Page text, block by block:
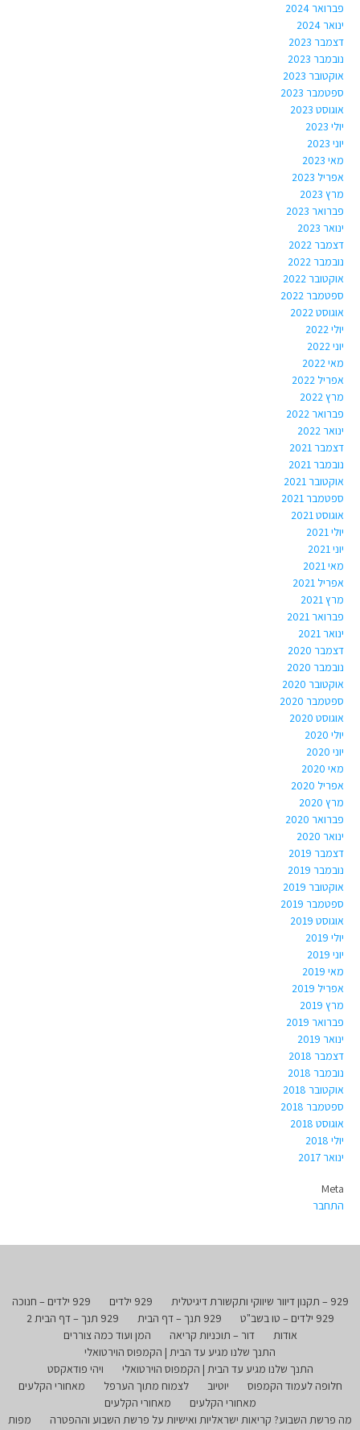
פברואר 2024
ינואר 2024
דצמבר 2023
נובמבר 2023
אוקטובר 2023
ספטמבר 2023
אוגוסט 2023
יולי 2023
יוני 2023
מאי 2023
אפריל 2023
מרץ 2023
פברואר 2023
ינואר 2023
דצמבר 2022
נובמבר 2022
אוקטובר 2022
ספטמבר 2022
אוגוסט 2022
יולי 2022
יוני 2022
מאי 2022
אפריל 2022
מרץ 2022
פברואר 2022
ינואר 2022
דצמבר 2021
נובמבר 2021
אוקטובר 2021
ספטמבר 2021
אוגוסט 2021
יולי 2021
יוני 2021
מאי 2021
אפריל 2021
מרץ 2021
פברואר 2021
ינואר 2021
דצמבר 2020
נובמבר 2020
אוקטובר 2020
ספטמבר 2020
אוגוסט 2020
יולי 2020
יוני 2020
מאי 2020
אפריל 2020
מרץ 2020
פברואר 2020
ינואר 2020
דצמבר 2019
נובמבר 2019
אוקטובר 2019
ספטמבר 2019
אוגוסט 2019
יולי 2019
יוני 2019
מאי 2019
אפריל 2019
מרץ 2019
פברואר 2019
ינואר 2019
דצמבר 2018
נובמבר 2018
אוקטובר 2018
ספטמבר 2018
אוגוסט 2018
יולי 2018
ינואר 2017
Meta
התחבר
929 – תקנון דיוור שיווקי ותקשורת דיגיטלית 929 ילדים
929 ילדים – חנוכה
929 ילדים – טו בשב"ט
929 תנך – דף הבית
929 תנך – דף הבית 2
אודות
דור – תוכניות קריאה
המן ועוד כמה צוררים
התנך שלנו מגיע עד הבית | הקמפוס הוירטואלי
התנך שלנו מגיע עד הבית | הקמפוס הוירטואלי
ויהי פודאקסט
חלופה לעמוד הקמפוס
יוטיוב לצמוח מתוך הערפל
מאחורי הקלעים
מאחורי הקלעים
מאחורי הקלעים
מה פרשת השבוע? קריאות ישראליות ואישיות על פרשת השבוע וההפטרה
מפות